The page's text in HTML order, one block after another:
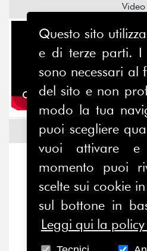
Video
Comitato
Questo sito
e di terze parti. I
sono necessari al
del sito e non
modo la tua
puoi scegliere
vuoi attivare e
momento puoi
scelte sui cookie
sul bottone in
Leggi qui la